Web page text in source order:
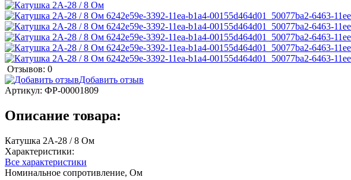
Отзывов: 0
Добавить отзыв
Артикул: ФР-00001809
Описание товара:
Катушка 2А-28 / 8 Ом
Характеристики:
Все характеристики
Номинальное сопротивление, Ом